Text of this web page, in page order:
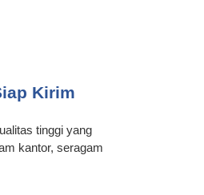
Kirim
tinggi yang
kantor, seragam